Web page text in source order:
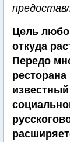
Цель
откуда
Передо